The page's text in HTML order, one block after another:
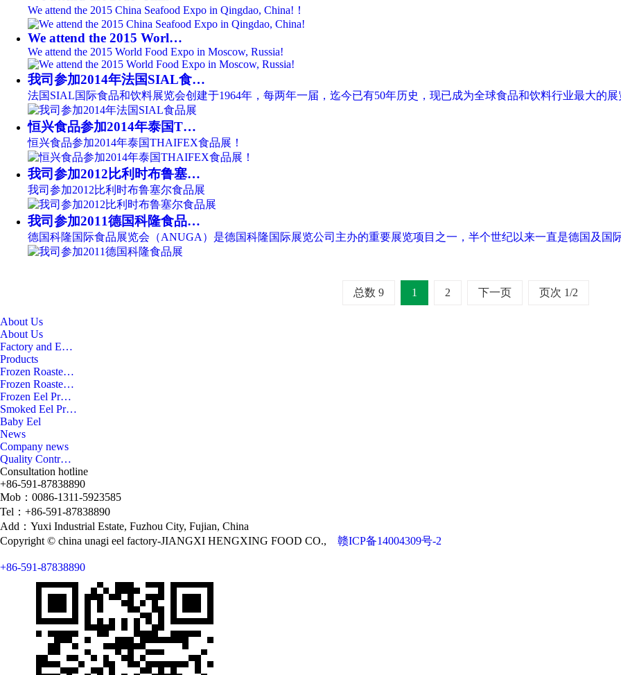
We attend the 2015 China Seafood Expo in Qingdao, China!！
We attend the 2015 Worl…
We attend the 2015 World Food Expo in Moscow, Russia!
我司参加2014年法国SIAL食…
法国SIAL国际食品和饮料展览会创建于1964年，每两年一届，迄今已有50年历史，现已成为全球食品和饮料行业最大的
恒兴食品参加2014年泰国T…
恒兴食品参加2014年泰国THAIFEX食品展！
我司参加2012比利时布鲁塞…
我司参加2012比利时布鲁塞尔食品展
我司参加2011德国科隆食品…
德国科隆国际食品展览会（ANUGA）是德国科隆国际展览公司主办的重要展览项目之一，半个世纪以来一直是德国及国
总数 9 1 2 下一页 页次 1/2
About Us
About Us
Factory and E…
Products
Frozen Roaste…
Frozen Roaste…
Frozen Eel Pr…
Smoked Eel Pr…
Baby Eel
News
Company news
Quality Contr…
Consultation hotline
+86-591-87838890
Mob：0086-1311-5923585
Tel：+86-591-87838890
Add：Yuxi Industrial Estate, Fuzhou City, Fujian, China
Copyright © china unagi eel factory-JIANGXI HENGXING FOOD CO., 赣ICP备14004309号-2
+86-591-87838890